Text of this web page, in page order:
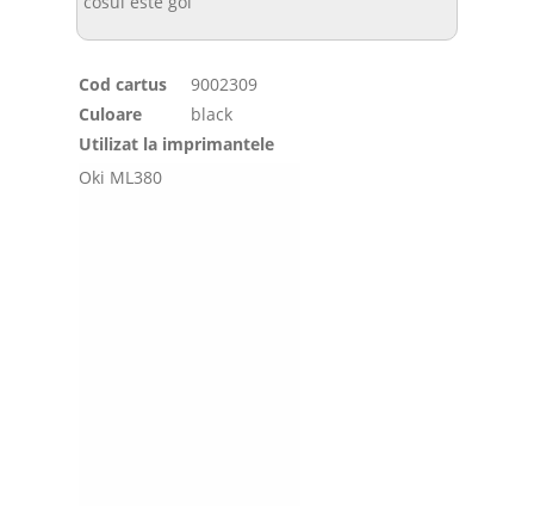
Cod cartus
9002309
Culoare
black
Utilizat la imprimantele
Oki ML380